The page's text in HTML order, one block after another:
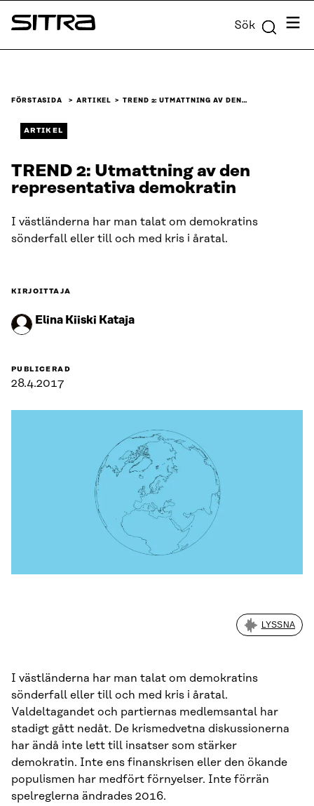
Skip to
content
Sitra Sök Meny
FÖRSTASIDA ARTIKEL TREND 2: UTMATTNING AV DEN…
ARTIKEL
TREND 2: Utmattning av den
representativa demokratin
I västländerna har man talat om demokratins
sönderfall eller till och med kris i åratal.
KIRJOITTAJA
Elina Kiiski Kataja
PUBLICERAD
28.4.2017
LYSSNA
I västländerna har man talat om demokratins
sönderfall eller till och med kris i åratal.
Valdeltagandet och partiernas medlemsantal har
stadigt gått nedåt. De krismedvetna diskussionerna
har ändå inte lett till insatser som stärker
demokratin. Inte ens finanskrisen eller den ökande
populismen har medfört förnyelser. Inte förrän
spelreglerna ändrades 2016.